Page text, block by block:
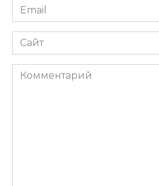
Email
*
Сайт
Комментарий